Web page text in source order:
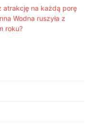
atrakcję na każdą porę
Wodna ruszyła z
roku?